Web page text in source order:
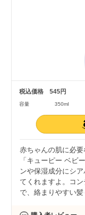
税込価格 545円
容量 350ml
赤ちゃんの肌に必
「キューピー ベビ
ンや保湿成分にシ
てくれますよ。コ
で、絡まりやすい髪